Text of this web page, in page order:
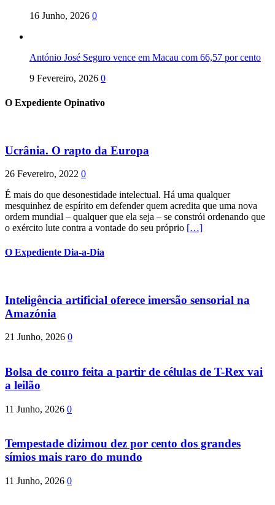
16 Junho, 2026 0
António José Seguro vence em Macau com 66,57 por cento
9 Fevereiro, 2026 0
O Expediente Opinativo
Ucrânia. O rapto da Europa
26 Fevereiro, 2022 0
É mais do que desonestidade intelectual. Há uma qualquer
mesquinhez de espírito em defender quem acredita que uma nova
ordem mundial – qualquer que ela seja – se constrói ordenando que
o exército lute contra a vontade do seu próprio […]
O Expediente Dia-a-Dia
Inteligência artificial oferece imersão sensorial na
Amazónia
21 Junho, 2026 0
Bolsa de couro feita a partir de células de T-Rex vai
a leilão
11 Junho, 2026 0
Tempestade dizimou dez por cento dos grandes
símios mais raro do mundo
11 Junho, 2026 0